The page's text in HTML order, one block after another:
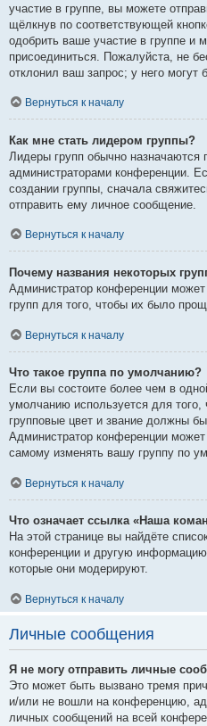
участие в группе, вы можете
щёлкнув по соответствующей
одобрить ваше участие в группе и
присоединиться. Пожалуйста, не
отклонил ваш запрос; у него могут
Вернуться к началу
Как мне стать лидером группы?
Лидеры групп обычно назначаются
администраторами конференции.
создании группы, сначала
отправить ему личное сообщение.
Вернуться к началу
Почему названия некоторых
Администратор конференции может
групп для того, чтобы их было
Вернуться к началу
Что такое группа по умолчанию?
Если вы состоите более чем в
умолчанию используется для того,
групповые цвет и звание должны
Администратор конференции
самому изменять вашу группу по
Вернуться к началу
Что означает ссылка «Наша
На этой странице вы найдёте
конференции и другую
которые они модерируют.
Вернуться к началу
Личные сообщения
Я не могу отправить личные
Это может быть вызвано тремя
и/или не вошли на конференцию,
личных сообщений на всей